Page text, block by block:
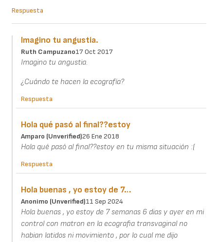
Respuesta
Imagino tu angustia.
Ruth Campuzano17 Oct 2017
Imagino tu angustia.
¿Cuándo te hacen la ecografía?
Respuesta
Hola qué pasó al final??estoy
Amparo (unverified)26 Ene 2018
Hola qué pasó al final??estoy en tu misma situación :(
Respuesta
Hola buenas , yo estoy de 7…
Anonimo (unverified)11 Sep 2024
Hola buenas , yo estoy de 7 semanas 6 dias y ayer en mi
control con matron en la ecografia transvaginal no
habian latidos ni movimiento , por lo cual me dijo